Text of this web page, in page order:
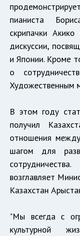
пианиста
скрипачки
дискуссии,
и Японии. Кроме
о
Художественным
В этом году
получил
отношения
шагом для
возглавляет
Казахстан
"Мы всегда с
культурной